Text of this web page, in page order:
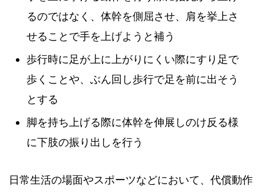
るのではなく、体幹を側屈させ、肩を挙上さ
せることで手を上げようと補う
歩行時に足が上に上がりにくい際にすり足で
歩くことや、ぶん回し歩行で足を前に出そう
とする
脚を持ち上げる際に体幹を伸展しのけ反る様
に下肢の振り出しを行う
日常生活の場面やスポーツなどにおいて、代償動作